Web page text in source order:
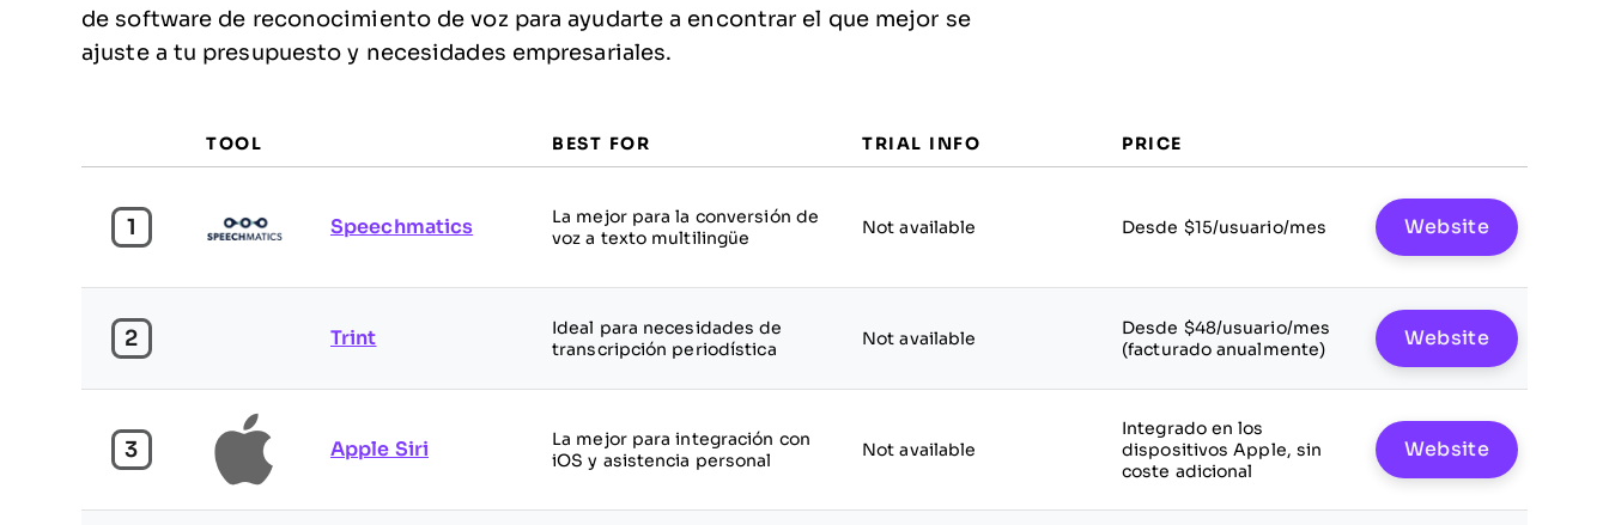
de software de reconocimiento de voz para ayudarte a encontrar el que mejor se
ajuste a tu presupuesto y necesidades empresariales.
TOOL BEST FOR TRIAL INFO PRICE
1 Speechmatics
La mejor para la conversión de
voz a texto multilingüe
Not available Desde $15/usuario/mes Website
2 Trint
Ideal para necesidades de
transcripción periodística
Not available
Desde $48/usuario/mes
(facturado anualmente)
Website
3 Apple Siri
La mejor para integración con
iOS y asistencia personal
Not available
Integrado en los
dispositivos Apple, sin
coste adicional
Website